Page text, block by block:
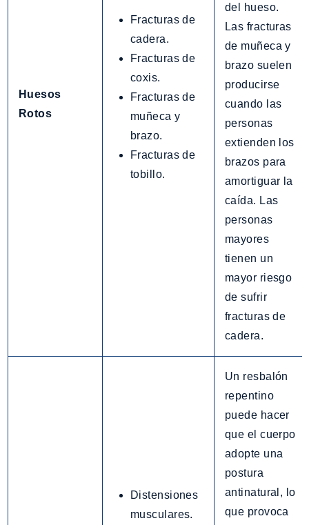
Huesos
Rotos
Fracturas de
cadera.
Fracturas de
coxis.
Fracturas de
muñeca y
brazo.
Fracturas de
tobillo.
del hueso.
Las fracturas
de muñeca y
brazo suelen
producirse
cuando las
personas
extienden los
brazos para
amortiguar la
caída. Las
personas
mayores
tienen un
mayor riesgo
de sufrir
fracturas de
cadera.
Distensiones
musculares.
Un resbalón
repentino
puede hacer
que el cuerpo
adopte una
postura
antinatural, lo
que provoca